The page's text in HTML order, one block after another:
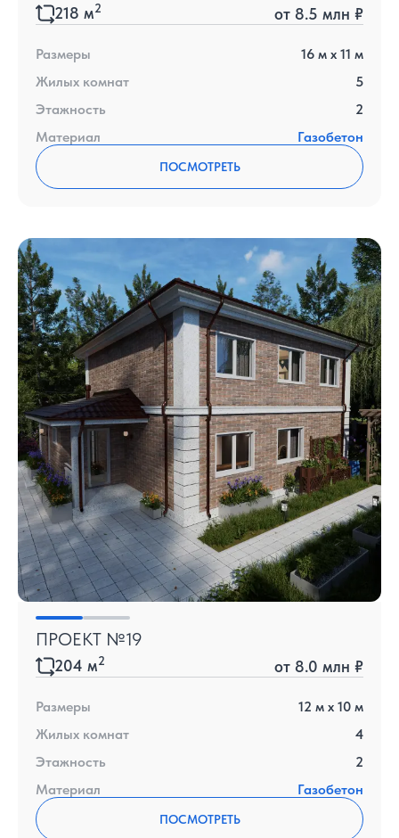
218 м2 от 8.5 млн ₽
Размеры 16 м x 11 м
Жилых комнат
5
Этажность
2
Материал
Газобетон
ПОСМОТРЕТЬ
ПРОЕКТ №19
204 м2 от 8.0 млн ₽
Размеры 12 м x 10 м
Жилых комнат
4
Этажность
2
Материал
Газобетон
ПОСМОТРЕТЬ